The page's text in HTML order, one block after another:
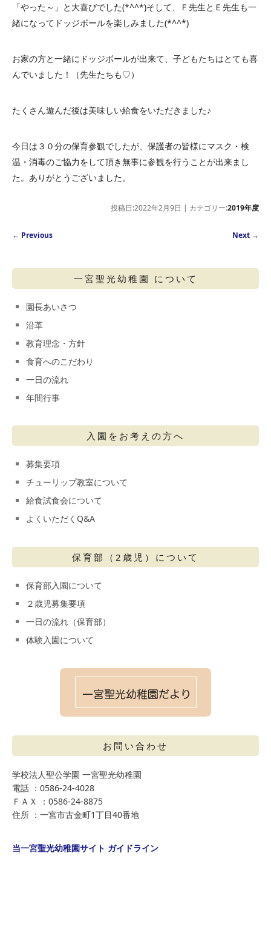
「やった～」と大喜びでした(*^^*)そして、Ｆ先生とＥ先生も一
緒になってドッジボールを楽しみました(*^^*)
お家の方と一緒にドッジボールが出来て、子どもたちはとても喜
んでいました！（先生たちも♡）
たくさん遊んだ後は美味しい給食をいただきました♪
今日は３０分の保育参観でしたが、保護者の皆様にマスク・検
温・消毒のご協力をして頂き無事に参観を行うことが出来まし
た。ありがとうございました。
投稿日:2022年2月9日 | カテゴリー:2019年度
Post navigation
← Previous Next →
一宮聖光幼稚園 について
園長あいさつ
沿革
教育理念・方針
食育へのこだわり
一日の流れ
年間行事
入園をお考えの方へ
募集要項
チューリップ教室について
給食試食会について
よくいただくQ&A
保育部（2歳児）について
保育部入園について
２歳児募集要項
一日の流れ（保育部）
体験入園について
お問い合わせ
学校法人聖公学園 一宮聖光幼稚園
電話 ：0586-24-4028
ＦＡＸ ：0586-24-8875
住所 ：一宮市古金町1丁目40番地
当一宮聖光幼稚園サイト ガイドライン